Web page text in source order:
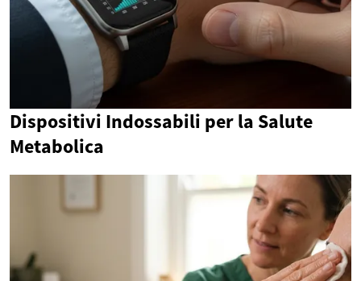
Dispositivi Indossabili per la Salute
Metabolica